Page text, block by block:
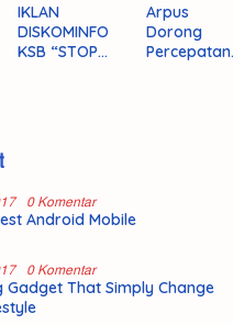
IKLAN
DISKOMINFO
KSB “STOP
Arpus
Dorong
Percepatan
0 Komentar
Android Mobile
0 Komentar
Gadget That Simply Change